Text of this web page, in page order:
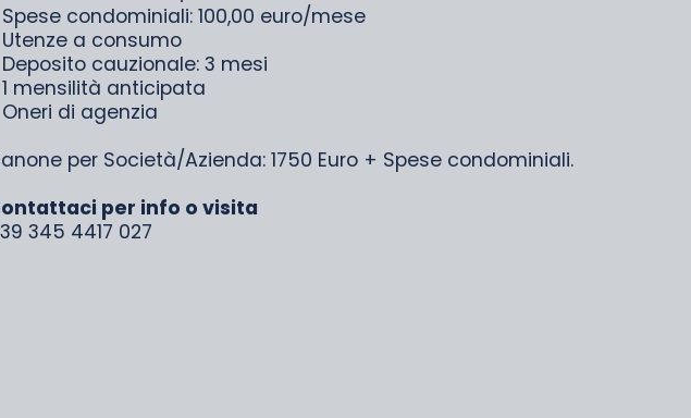
condominiali: 100,00 euro/mese
a consumo
cauzionale: 3 mesi
mensilità anticipata
di agenzia
per Società/Azienda: 1750 Euro + Spese condominiali.
per info o visita
345 4417 027